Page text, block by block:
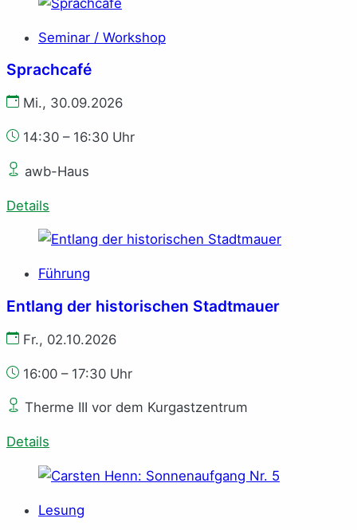
Seminar / Workshop
Sprachcafé
Mi., 30.09.2026
14:30 – 16:30 Uhr
awb-Haus
Details
Führung
Entlang der historischen Stadtmauer
Fr., 02.10.2026
16:00 – 17:30 Uhr
Therme III vor dem Kurgastzentrum
Details
Lesung